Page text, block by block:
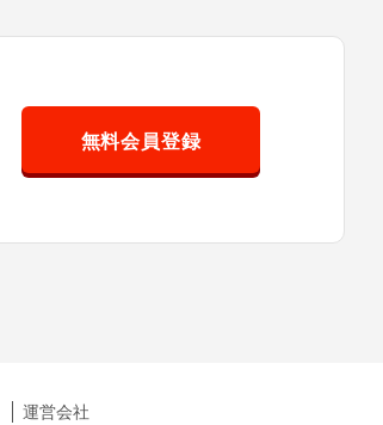
無料会員登録
運営会社